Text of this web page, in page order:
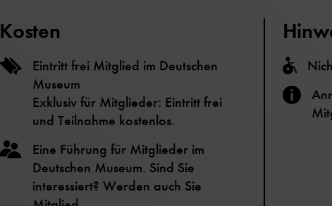
Kosten
Eintritt frei Mitglied im Deutschen
Museum
Exklusiv für Mitglieder: Eintritt frei
und Teilnahme kostenlos.
Eine Führung für Mitglieder im
Deutschen Museum. Sind Sie
interessiert? Werden auch Sie